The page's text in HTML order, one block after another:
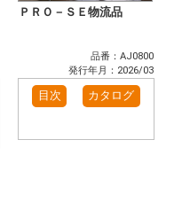
ＰＲＯ－ＳＥ物流品
品番：AJ0800
発行年月：2026/03
目次 カタログ